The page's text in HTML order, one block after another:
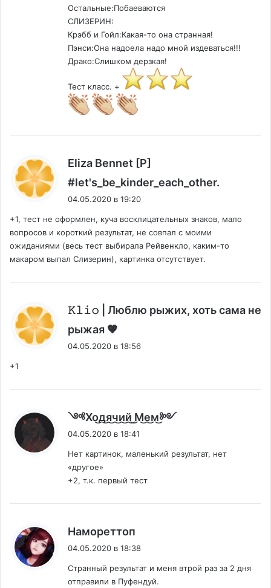
Остальные:Побаеваются
СЛИЗЕРИН:
Крэбб и Гойл:Какая-то она странная!
Пэнси:Она надоела надо мной издеваться!!!
Драко:Слишком дерзкая!
Тест класс. +
Eliza Bennet [P]
#let's_be_kinder_each_other.
04.05.2020 в 19:20
+1, тест не оформлен, куча восклицательных знаков, мало
вопросов и короткий результат, не совпал с моими
ожиданиями (весь тест выбирала Рейвенкло, каким-то
макаром выпал Слизерин), картинка отсутствует.
𝙺𝚕𝚒𝚘 | Люблю рыжих, хоть сама не
рыжая 🧡
04.05.2020 в 18:56
+1
༺Хо͜д͜я͜ч͜и͜й͜ ͜М͜е͜м͜༻:
04.05.2020 в 18:41
Нет картинок, маленький результат, нет
«другое»
+2, т.к. первый тест
Намореттоп
04.05.2020 в 18:38
Странный результат и меня втрой раз за 2 дня
отправили в Пуфендуй.